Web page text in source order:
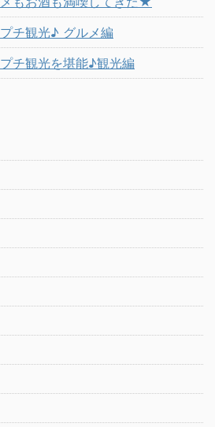
チ観光♪ グルメ編
チ観光を堪能♪観光編